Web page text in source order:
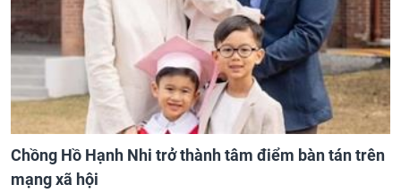
Chồng Hồ Hạnh Nhi trở thành tâm điểm bàn tán trên
mạng xã hội